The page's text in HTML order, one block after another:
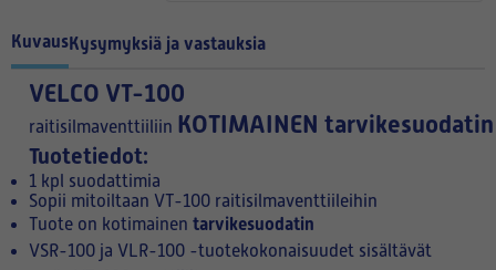
KuvausKysymyksiä ja vastauksia
VELCO VT-100
raitisilmaventtiiliin KOTIMAINEN tarvikesuodatin
Tuotetiedot:
1 kpl suodattimia
Sopii mitoiltaan VT-100 raitisilmaventtiileihin
Tuote on kotimainen tarvikesuodatin
VSR-100 ja VLR-100 -tuotekokonaisuudet sisältävät